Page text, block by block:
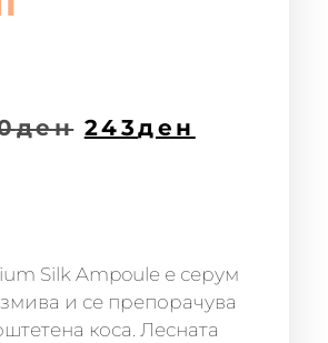
ден 243ден
Silk Ampoule е серум
и се препорачува
коса. Лесната